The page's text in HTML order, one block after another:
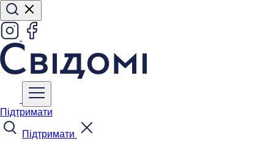
Підтримати
Підтримати